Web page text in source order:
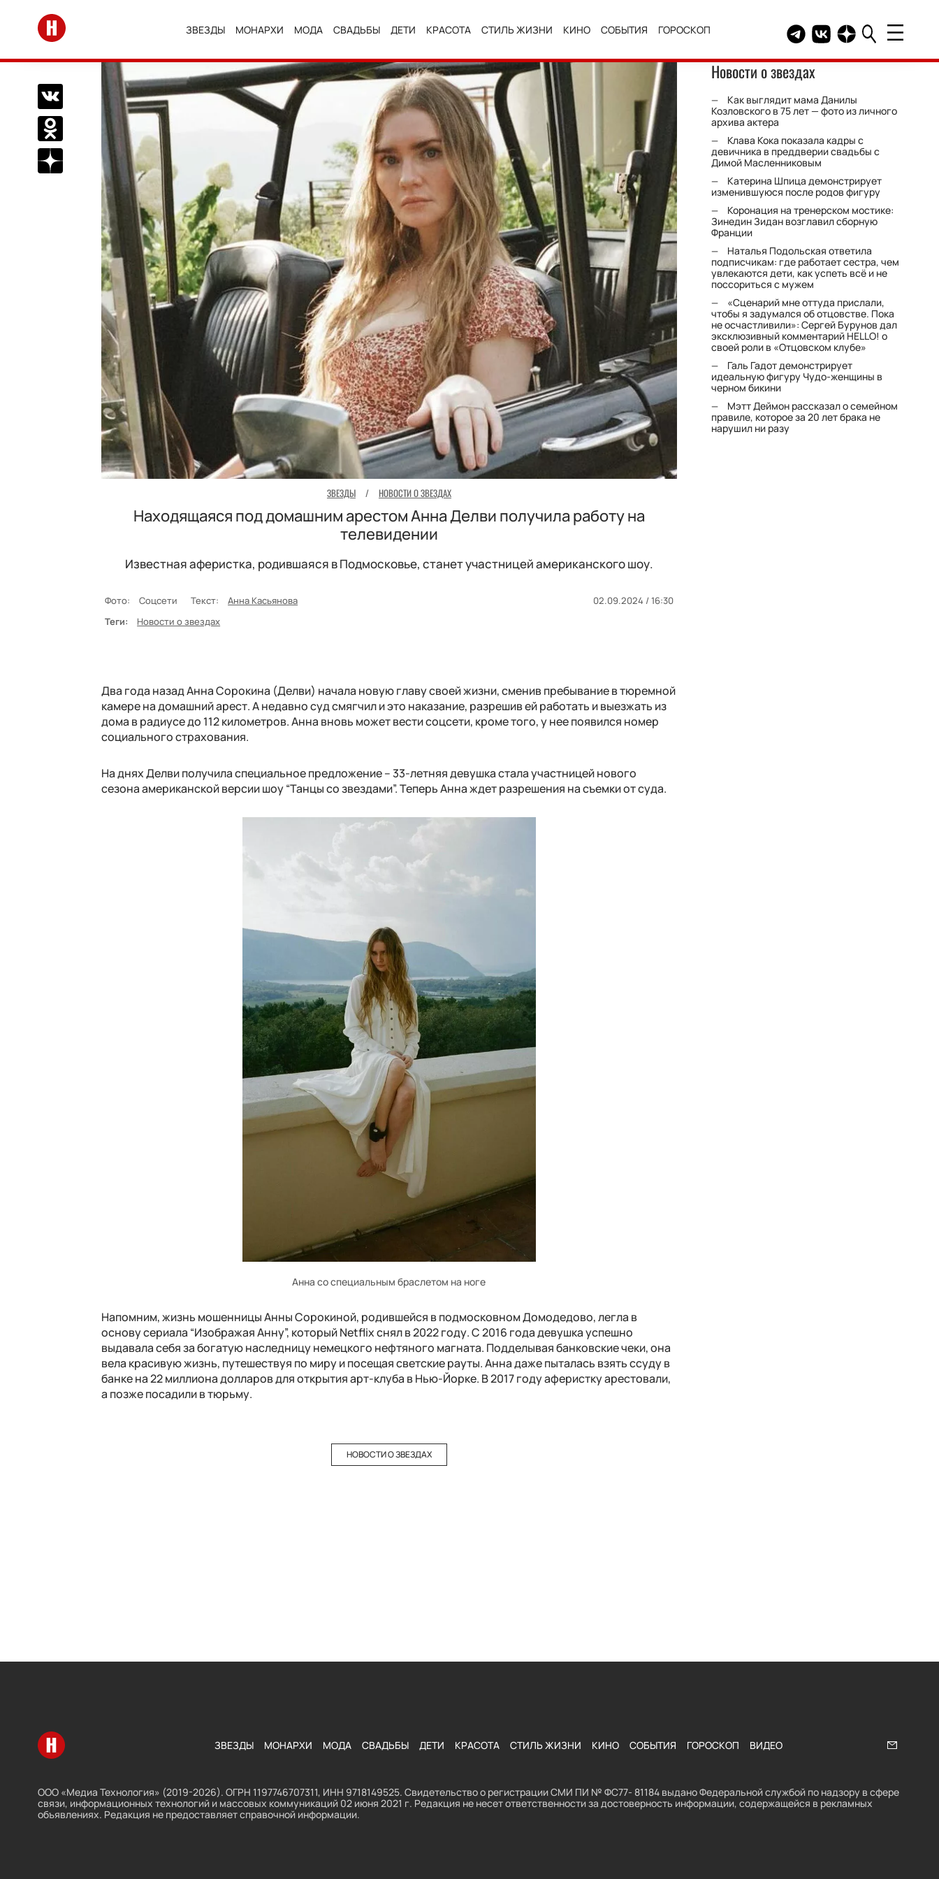
Перейти на главную
ЗВЕЗДЫ МОНАРХИ МОДА СВАДЬБЫ ДЕТИ КРАСОТА СТИЛЬ ЖИЗНИ КИНО СОБЫТИЯ ГОРОСКОП Telegram канал HELLO
Группа HELLO
Канал HELLO в
Поделиться Вконтакте
Поделиться в Одноклассниках
Подписаться на нас в Дзен
ЗВЕЗДЫ / НОВОСТИ О ЗВЕЗДАХ
Находящаяся под домашним арестом Анна Делви получила работу на
телевидении
Известная аферистка, родившаяся в Подмосковье, станет участницей американского шоу.
Фото: Соцсети Текст: Анна Касьянова
02.09.2024 / 16:30
Теги:
Новости о звездах
Два года назад Анна Сорокина (Делви) начала новую главу своей жизни, сменив пребывание в тюремной
камере на домашний арест. А недавно суд смягчил и это наказание, разрешив ей работать и выезжать из
дома в радиусе до 112 километров. Анна вновь может вести соцсети, кроме того, у нее появился номер
социального страхования.
На днях Делви получила специальное предложение – 33-летняя девушка стала участницей нового
сезона американской версии шоу “Танцы со звездами”. Теперь Анна ждет разрешения на съемки от суда.
Анна со специальным браслетом на ноге
Напомним, жизнь мошенницы Анны Сорокиной, родившейся в подмосковном Домодедово, легла в
основу сериала “Изображая Анну”, который Netflix снял в 2022 году. С 2016 года девушка успешно
выдавала себя за богатую наследницу немецкого нефтяного магната. Подделывая банковские чеки, она
вела красивую жизнь, путешествуя по миру и посещая светские рауты. Анна даже пыталась взять ссуду в
банке на 22 миллиона долларов для открытия арт-клуба в Нью-Йорке. В 2017 году аферистку арестовали,
а позже посадили в тюрьму.
НОВОСТИ О ЗВЕЗДАХ
Новости о звездах
Как выглядит мама Данилы
Козловского в 75 лет — фото из личного
архива актера
Клава Кока показала кадры с
девичника в преддверии свадьбы с
Димой Масленниковым
Катерина Шпица демонстрирует
изменившуюся после родов фигуру
Коронация на тренерском мостике:
Зинедин Зидан возглавил сборную
Франции
Наталья Подольская ответила
подписчикам: где работает сестра, чем
увлекаются дети, как успеть всё и не
поссориться с мужем
«Сценарий мне оттуда прислали,
чтобы я задумался об отцовстве. Пока
не осчастливили»: Сергей Бурунов дал
эксклюзивный комментарий HELLO! о
своей роли в «Отцовском клубе»
Галь Гадот демонстрирует
идеальную фигуру Чудо-женщины в
черном бикини
Мэтт Деймон рассказал о семейном
правиле, которое за 20 лет брака не
нарушил ни разу
Перейти на главную ЗВЕЗДЫ МОНАРХИ МОДА СВАДЬБЫ ДЕТИ КРАСОТА СТИЛЬ ЖИЗНИ КИНО СОБЫТИЯ ГОРОСКОП ВИДЕО
ООО «Медиа Технология» (2019-2026). ОГРН 1197746707311, ИНН 9718149525. Свидетельство о регистрации СМИ ПИ № ФС77- 81184 выдано Федеральной службой по надзору в сфере
связи, информационных технологий и массовых коммуникаций 02 июня 2021 г. Редакция не несет ответственности за достоверность информации, содержащейся в рекламных
объявлениях. Редакция не предоставляет справочной информации.